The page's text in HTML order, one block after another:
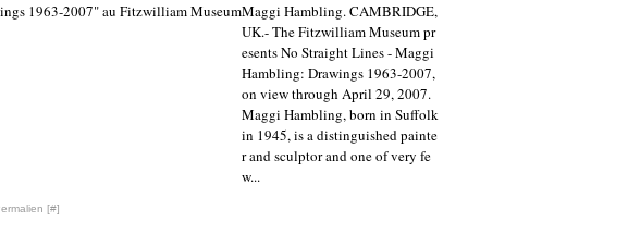
Maggi Hambling. CAMBRIDGE,
UK.- The Fitzwilliam Museum pr
esents No Straight Lines - Maggi
Hambling: Drawings 1963-2007,
on view through April 29, 2007.
Maggi Hambling, born in Suffolk
in 1945, is a distinguished painte
r and sculptor and one of very fe
w...
[#]